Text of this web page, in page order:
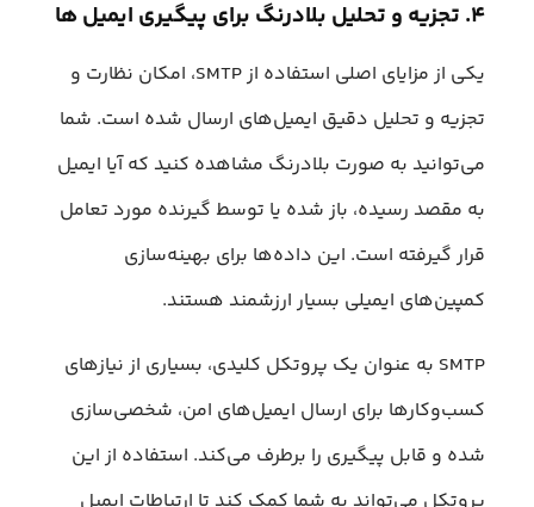
۴. تجزیه و تحلیل بلادرنگ برای پیگیری ایمیل ها
یکی از مزایای اصلی استفاده از SMTP، امکان نظارت و
تجزیه و تحلیل دقیق ایمیل‌های ارسال شده‌ است. شما
می‌توانید به صورت بلادرنگ مشاهده کنید که آیا ایمیل
به مقصد رسیده، باز شده یا توسط گیرنده مورد تعامل
قرار گیرفته است. این داده‌ها برای بهینه‌سازی
کمپین‌های ایمیلی بسیار ارزشمند هستند.
SMTP به عنوان یک پروتکل کلیدی، بسیاری از نیازهای
کسب‌وکارها برای ارسال ایمیل‌های امن، شخصی‌سازی
شده و قابل پیگیری را برطرف می‌کند. استفاده از این